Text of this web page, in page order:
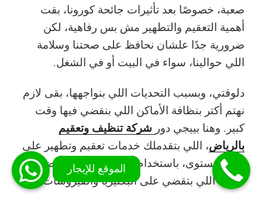
صعبة، خصوصًا بعد تأثيرات جائحة كورونا، بقت
أهمية التعقيم والتطهير مش بس رفاهية، لكن
ضرورية جدًا علشان نحافظ على صحتنا وسلامة
اللي حوالينا، سواء في البيت أو في الشغل.
دلوقتي، وبسبب التحديات اللي بنواجهها، بقى لازم
نهتم أكتر بنظافة الأماكن اللي بنقضي فيها وقت
كبير. وهنا بييجي دور شركة تنظيف وتعقيم
بالرياض، اللي بتقدملك خدمات تعقيم وتطهير على
أعلى مستوى، باستخدام أحدث الأجهزة وأفضل
المواد اللي بتقضي على البكتيريا والفيروسات.